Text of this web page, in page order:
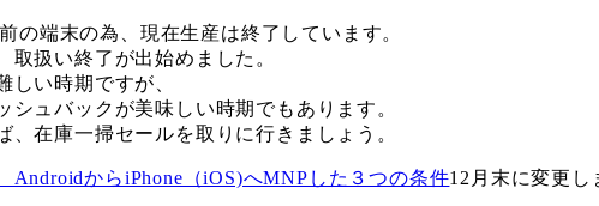
の端末の為、現在生産は終了しています。
扱い終了が出始めました。
しい時期ですが、
ュバックが美味しい時期でもあります。
在庫一掃セールを取りに行きましょう。
からiPhone（iOS)へMNPした３つの条件12月末に変更